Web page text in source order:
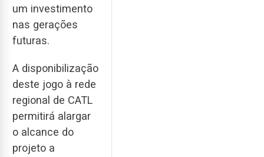
um investimento
nas gerações
futuras.
A disponibilização
deste jogo à rede
regional de CATL
permitirá alargar
o alcance do
projeto a